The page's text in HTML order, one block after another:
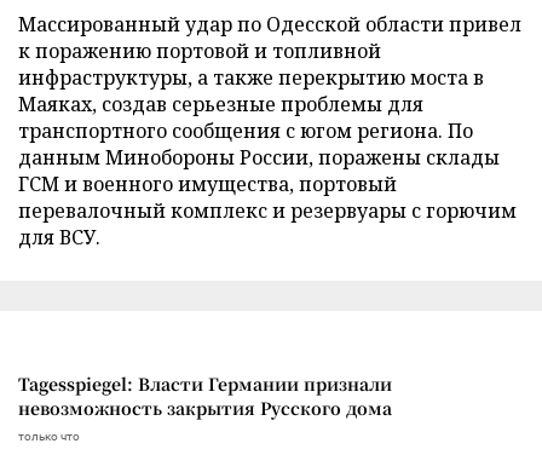
Массированный удар по Одесской области привел
к поражению портовой и топливной
инфраструктуры, а также перекрытию моста в
Маяках, создав серьезные проблемы для
транспортного сообщения с югом региона. По
данным Минобороны России, поражены склады
ГСМ и военного имущества, портовый
перевалочный комплекс и резервуары с горючим
для ВСУ.
Tagesspiegel: Власти Германии признали
невозможность закрытия Русского дома
только что